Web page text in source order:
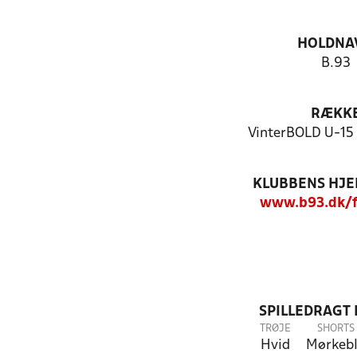
B.93
VinterBOLD U-
KLUBBENS
www.b93.dk/
SPILLEDRAGT
TRØJE
Hvid
SHORTS